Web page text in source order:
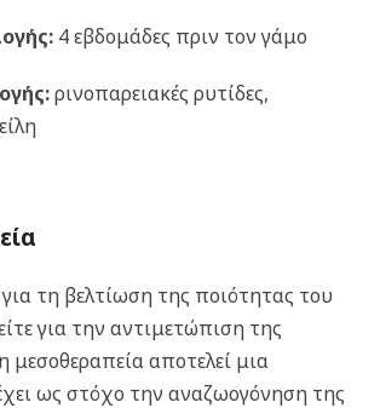
4 εβδομάδες πριν τον γάμο
ρινοπαρειακές ρυτίδες,
για τη βελτίωση της ποιότητας του
για την αντιμετώπιση της
μεσοθεραπεία αποτελεί μια
ως στόχο την αναζωογόνηση της